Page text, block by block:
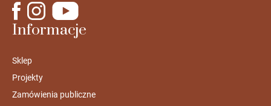
Informacje
Sklep
Projekty
Zamówienia publiczne